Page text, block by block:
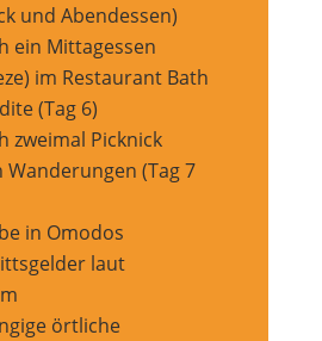
und Abendessen)
ein Mittagessen
im Restaurant Bath
(Tag 6)
zweimal Picknick
Wanderungen (Tag 7
in Omodos
laut
örtliche